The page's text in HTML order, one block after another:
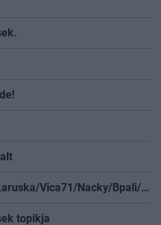
Toka Club/Labanc/Laruska/Vica71/Nacky/Bpali/Oldrider/Josefernando/Mcbull/Kawaszabi
topikja